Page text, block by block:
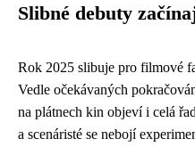
Slibné debuty
Rok 2025 slibuje pro filmové
Vedle očekávaných
na plátnech kin objeví i celá
a scenáristé se nebojí